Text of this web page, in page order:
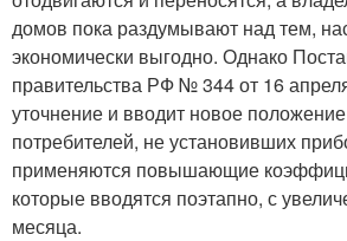
домов пока раздумывают над тем,
экономически выгодно. Однако
правительства РФ № 344 от 16
уточнение и вводит новое
потребителей, не установивших
применяются повышающие
которые вводятся поэтапно, с
месяца.